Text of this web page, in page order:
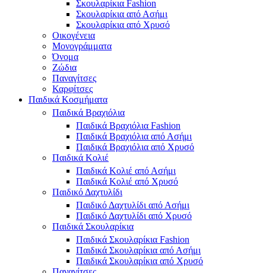
Σκουλαρίκια Fashion
Σκουλαρίκια από Ασήμι
Σκουλαρίκια από Χρυσό
Οικογένεια
Μονογράμματα
Όνομα
Ζώδια
Παναγίτσες
Καρφίτσες
Παιδικά Κοσμήματα
Παιδικά Βραχιόλια
Παιδικά Βραχιόλια Fashion
Παιδικά Βραχιόλια από Ασήμι
Παιδικά Βραχιόλια από Χρυσό
Παιδικά Κολιέ
Παιδικά Κολιέ από Ασήμι
Παιδικά Κολιέ από Χρυσό
Παιδικό Δαχτυλίδι
Παιδικό Δαχτυλίδι από Ασήμι
Παιδικό Δαχτυλίδι από Χρυσό
Παιδικά Σκουλαρίκια
Παιδικά Σκουλαρίκια Fashion
Παιδικά Σκουλαρίκια από Ασήμι
Παιδικά Σκουλαρίκια από Χρυσό